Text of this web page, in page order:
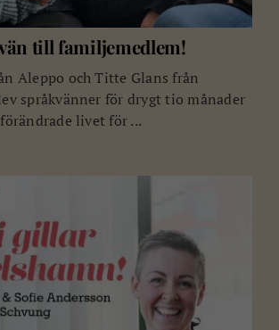
till familjemedlem!
Aleppo och Titte Glans från
språkvänner för drygt tio månader
livet för ...